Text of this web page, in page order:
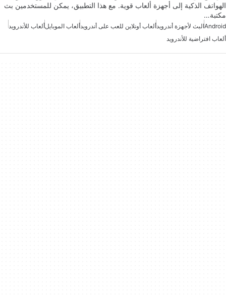
الهواتف الذكية إلى أجهزة ألعاب قوية. مع هذا التطبيق، يمكن للمستخدمين بث
مكتبة…
Androidالبث لأجهزة أندرويدألعاب أونلاين للعب على أندرويدألعاب الموبايلألعاب للأندرويد
ألعاب افتراضية للأندرويد